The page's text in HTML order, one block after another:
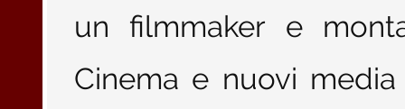
un filmmaker e
Cinema e nuovi